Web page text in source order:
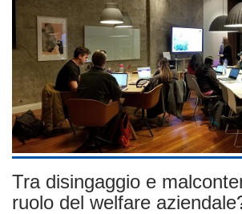
Tra disingaggio e
ruolo del welfare